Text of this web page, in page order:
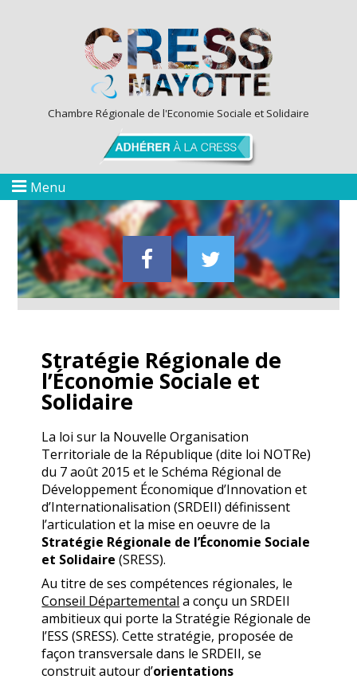
Chambre Régionale de l'Economie Sociale et Solidaire
Menu
Stratégie Régionale de
l’Économie Sociale et
Solidaire
La loi sur la Nouvelle Organisation
Territoriale de la République (dite loi NOTRe)
du 7 août 2015 et le Schéma Régional de
Développement Économique d’Innovation et
d’Internationalisation (SRDEII) définissent
l’articulation et la mise en oeuvre de la
Stratégie Régionale de l’Économie Sociale
et Solidaire (SRESS).
Au titre de ses compétences régionales, le
Conseil Départemental a conçu un SRDEII
ambitieux qui porte la Stratégie Régionale de
l’ESS (SRESS). Cette stratégie, proposée de
façon transversale dans le SRDEII, se
construit autour d’orientations